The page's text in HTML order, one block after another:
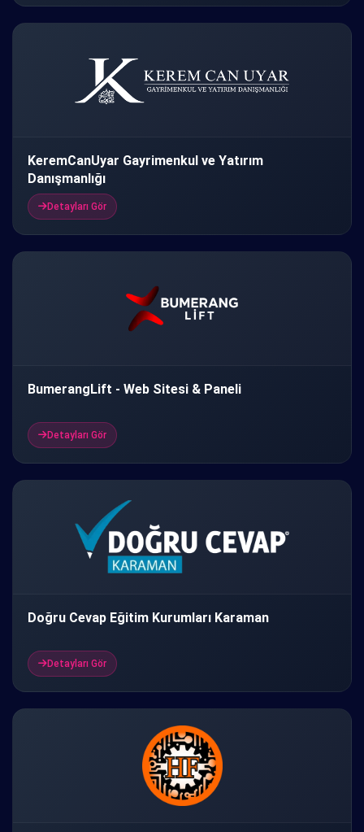
KeremCanUyar Gayrimenkul ve Yatırım
Danışmanlığı
Detayları Gör
BumerangLift - Web Sitesi & Paneli
Detayları Gör
Doğru Cevap Eğitim Kurumları Karaman
Detayları Gör